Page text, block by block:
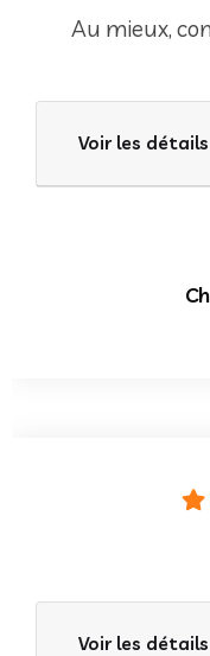
Au mieux,
Voir les détails
Voir les détails